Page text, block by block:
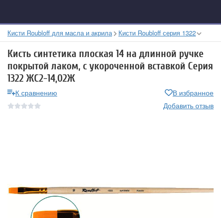
Кисти Roubloff для масла и акрила Кисти Roubloff серия 1322
Кисть синтетика плоская 14 на длинной ручке
покрытой лаком, с укороченной вставкой Серия
1322 ЖС2-14,02Ж
К сравнению
В избранное
Добавить отзыв